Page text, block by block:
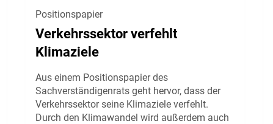
Positionspapier
Verkehrssektor verfehlt
Klimaziele
Aus einem Positionspapier des
Sachverständigenrats geht hervor, dass der
Verkehrssektor seine Klimaziele verfehlt.
Durch den Klimawandel wird außerdem auch